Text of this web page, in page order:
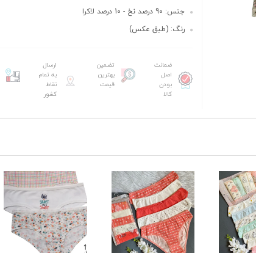
جنس: 90 درصد نخ - 10 درصد لاکرا
رنگ: (طبق عکس)
ضمانت
اصل
بودن
کالا
تضمین
بهترین
قیمت
ارسال
به تمام
نقاط
کشور